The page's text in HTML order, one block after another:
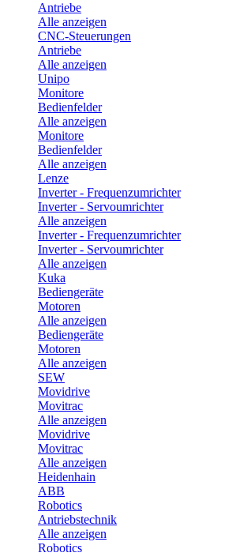
Antriebe
Alle anzeigen
CNC-Steuerungen
Antriebe
Alle anzeigen
Unipo
Monitore
Bedienfelder
Alle anzeigen
Monitore
Bedienfelder
Alle anzeigen
Lenze
Inverter - Frequenzumrichter
Inverter - Servoumrichter
Alle anzeigen
Inverter - Frequenzumrichter
Inverter - Servoumrichter
Alle anzeigen
Kuka
Bediengeräte
Motoren
Alle anzeigen
Bediengeräte
Motoren
Alle anzeigen
SEW
Movidrive
Movitrac
Alle anzeigen
Movidrive
Movitrac
Alle anzeigen
Heidenhain
ABB
Robotics
Antriebstechnik
Alle anzeigen
Robotics